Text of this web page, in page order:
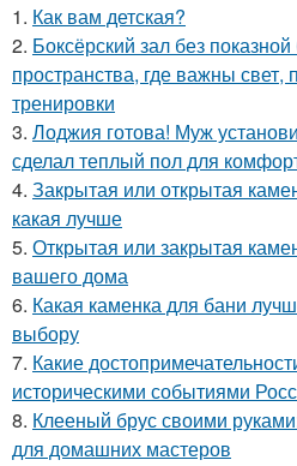
1. Как вам детская?
2. Боксёрский зал без
пространства, где важны свет,
тренировки
3. Лоджия готова! Муж
сделал теплый пол для
4. Закрытая или открытая
какая лучше
5. Открытая или закрытая
вашего дома
6. Какая каменка для бани
выбору
7. Какие
историческими событиями
8. Клееный брус своими
для домашних мастеров